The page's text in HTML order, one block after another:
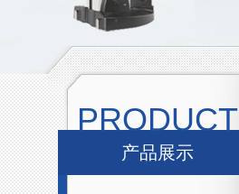
PRODUCT
产品展示